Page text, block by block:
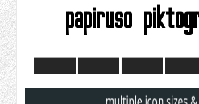
papiruso